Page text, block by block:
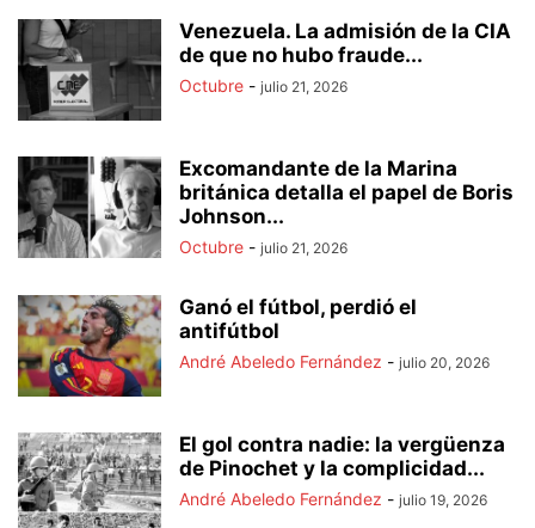
Venezuela. La admisión de la CIA
de que no hubo fraude...
Octubre - julio 21, 2026
Excomandante de la Marina
británica detalla el papel de Boris
Johnson...
Octubre - julio 21, 2026
Ganó el fútbol, perdió el
antifútbol
André Abeledo Fernández - julio 20, 2026
El gol contra nadie: la vergüenza
de Pinochet y la complicidad...
André Abeledo Fernández - julio 19, 2026